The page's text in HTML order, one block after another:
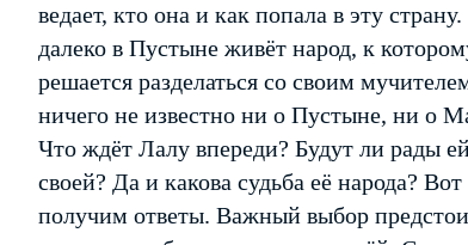
ведает, кто она и как попала в эту
далеко в Пустыне живёт народ, к
решается разделаться со своим
ничего не известно ни о Пустыне, ни о
Что ждёт Лалу впереди? Будут ли рады
своей? Да и какова судьба её народа?
получим ответы. Важный выбор